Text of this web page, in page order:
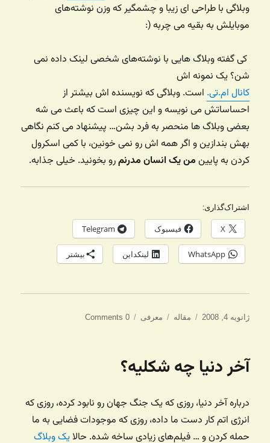
وبلاگی با طراحی ای زیبا و چشمگیر که وزن نوشته‌های
موبایلش به بقیه می چربه (:
کی گفته وبلاگ هایی با نوشته‌های شخصی لینک داده نمی
شن؟ یک نمونه اش
کانال ام.تی. است. وبلاگی که نویسنده اش بیشتر از
احساساتش می نویسه و این چیزی است که باعث می شه
بعضی وبلاگ ها منحصر به فرد بشن… پیشنهاد می کنم نگاهی
بهش بندازین و اگر همه اش رو نمی خونین، با کمی اسکرول
کردن به پایین من یک انسان مدرنمرو بخونید. خیلی جذابه.
اشتراک‌گذاری:
X فیسبوک Telegram
WhatsApp لینکداین بیشتر
ارسال
ژانویه 4, 2008 دسته‌ها
مقاله برچسب‌ها
معرفی 0 Comments
آخر دنیا چه شکلیه؟
درباره آخر دنیا، روزی که یک جنگ جهان رو نابود کرده، روزی که
انرژی اتم کار دست ما داده، روزی که موجودات فضایی به ما
حمله کردن و … فیلم‌های زیادی ساخه شده. حالایک وبلاگ